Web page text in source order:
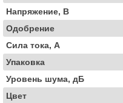
Напряжение, В
Одобрение
Сила тока, А
Упаковка
Уровень шума, дБ
Цвет